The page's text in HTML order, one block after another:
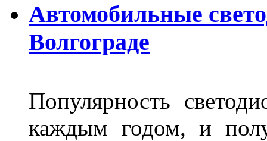
Автомобильные
Волгограде
Популярность
каждым годом, и